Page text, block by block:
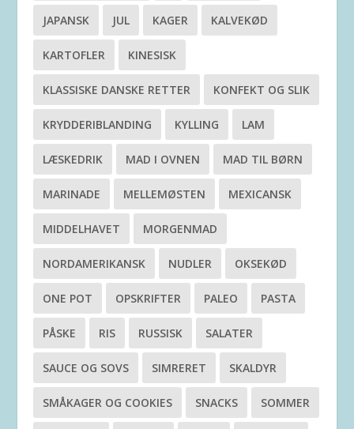
JAPANSK JUL KAGER KALVEKØD
KARTOFLER KINESISK
KLASSISKE DANSKE RETTER KONFEKT OG SLIK
KRYDDERIBLANDING KYLLING LAM
LÆSKEDRIK MAD I OVNEN MAD TIL BØRN
MARINADE MELLEMØSTEN MEXICANSK
MIDDELHAVET MORGENMAD
NORDAMERIKANSK NUDLER OKSEKØD
ONE POT OPSKRIFTER PALEO PASTA
PÅSKE RIS RUSSISK SALATER
SAUCE OG SOVS SIMRERET SKALDYR
SMÅKAGER OG COOKIES SNACKS SOMMER